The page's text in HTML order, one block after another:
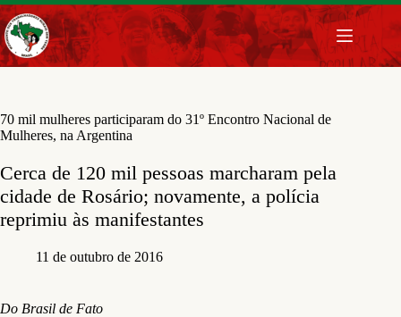
Pular
para
o
conteúdo
70 mil mulheres participaram do 31º Encontro Nacional de
Mulheres, na Argentina
Cerca de 120 mil pessoas marcharam pela
cidade de Rosário; novamente, a polícia
reprimiu às manifestantes
11 de outubro de 2016
Do Brasil de Fato